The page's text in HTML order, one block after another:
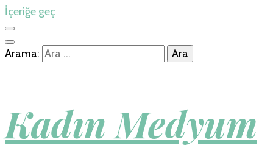
İçeriğe geç
Arama:
Kadın Medyum